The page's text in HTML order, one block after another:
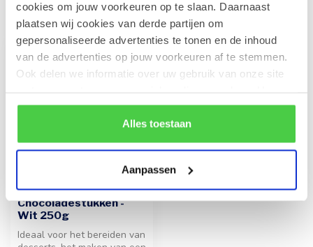
cookies om jouw voorkeuren op te slaan. Daarnaast
plaatsen wij cookies van derde partijen om
gepersonaliseerde advertenties te tonen en de inhoud
van de advertenties op jouw voorkeuren af te stemmen.
Ook delen we informatie over uw gebruik van onze site
rekening mee dat als je bepaalde cookies blokkeert, het
de correcte werking van de website kan verstoren.
Alles toestaan
Aanpassen
Recent bekeken
-40%
LEONIDAS
Chocoladestukken -
Wit 250g
Ideaal voor het bereiden van